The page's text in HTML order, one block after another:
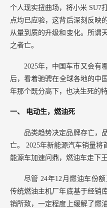
个人现实扭曲场，将小米 SU7
点均已应验，这背后深刻反映
从量到质的升级和变化。所谓
之者亡。
2025年，中国车市又会有
后，看着驰骋在全球各地的中
年那个既分高下，也决生死的特
一、 电动生，燃油死
品类趋势决定品牌存亡，
亡。 2025年新能源汽车销量将
能源车加速问鼎，燃油车走下王
尽管 24年12月燃油车份
传统燃油主机厂年底基于经销
销所致，一定程度上缓解了燃